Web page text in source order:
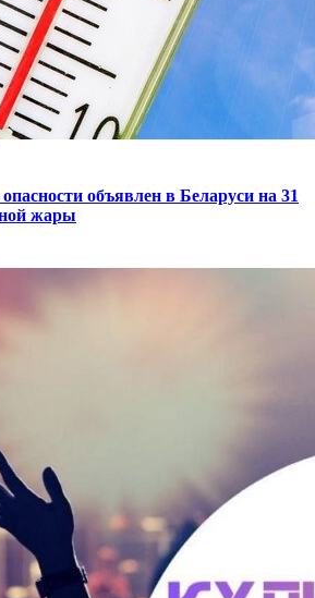
объявлен в Беларуси на 31
жары